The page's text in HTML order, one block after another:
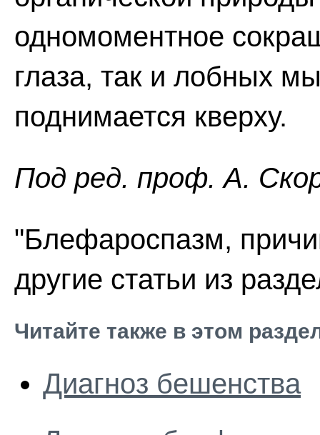
одномоментное
глаза, так и лобных
поднимается кверху.
Пoд peд. проф. А.
"Блефароспазм,
другие статьи из
Читайте также в этом
Диагноз бешенства